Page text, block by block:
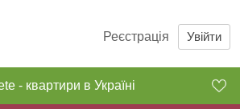
Реєстрація Увійти
- квартири в Україні